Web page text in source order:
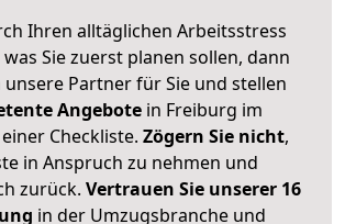
Ihren alltäglichen Arbeitsstress
Sie zuerst planen sollen, dann
Partner für Sie und stellen
Angebote in Freiburg im
Checkliste. Zögern Sie nicht,
in Anspruch zu nehmen und
zurück. Vertrauen Sie unserer 16
in der Umzugsbranche und